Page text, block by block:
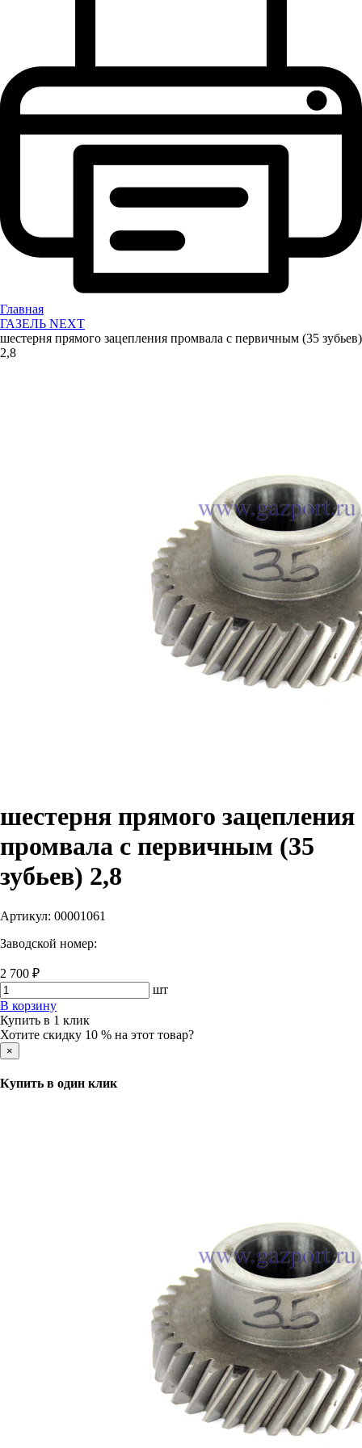
Главная
ГАЗЕЛЬ NEXT
шестерня прямого зацепления промвала с первичным (35 зубьев)
2,8
шестерня прямого зацепления
промвала с первичным (35
зубьев) 2,8
Артикул: 00001061
Заводской номер:
2 700 ₽
шт
В корзину
Купить в 1 клик
Хотите скидку 10 % на этот товар?
×
Купить в один клик